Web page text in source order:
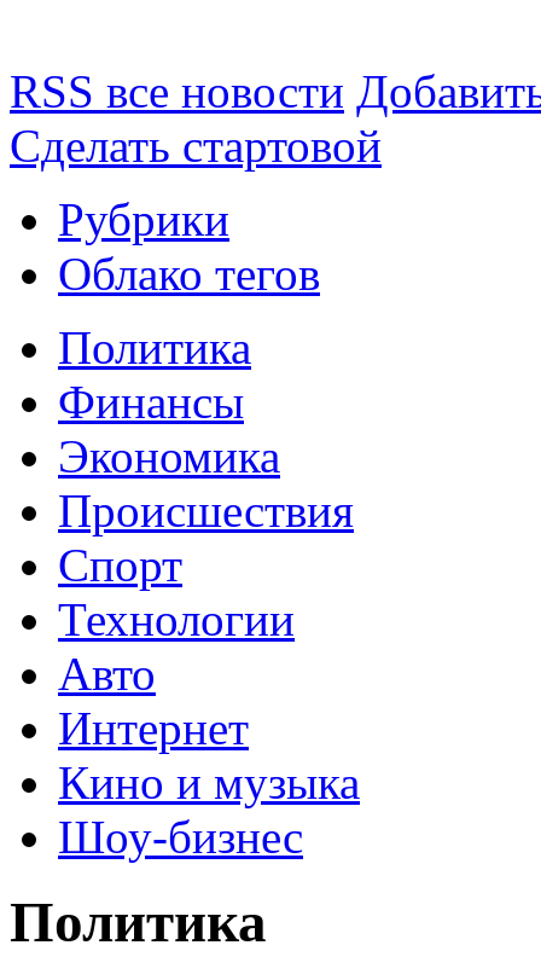
RSS все новости
Сделать стартовой
Рубрики
Облако тегов
Политика
Финансы
Экономика
Происшествия
Спорт
Технологии
Авто
Интернет
Кино и музыка
Шоу-бизнес
Политика